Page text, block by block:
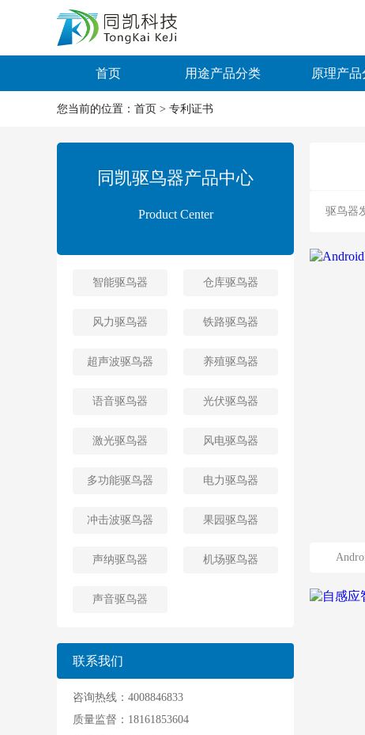
首页 用途产品分类 原理产品
您当前的位置： 首页 > 专利证书
同凯驱鸟器产品中心
Product Center
智能驱鸟器
风力驱鸟器
超声波驱鸟器
语音驱鸟器
激光驱鸟器
多功能驱鸟器
冲击波驱鸟器
声纳驱鸟器
声音驱鸟器
仓库驱鸟器
铁路驱鸟器
养殖驱鸟器
光伏驱鸟器
风电驱鸟器
电力驱鸟器
果园驱鸟器
机场驱鸟器
联系我们
咨询热线：4008846833
质量监督：18161853604
驱鸟器